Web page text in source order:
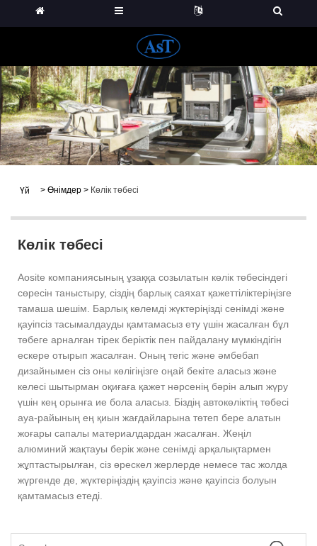
Үй > Өнімдер > Көлік төбесі
Көлік төбесі
Aosite компаниясының ұзаққа созылатын көлік төбесіндегі
сөресін таныстыру, сіздің барлық саяхат қажеттіліктеріңізге
тамаша шешім. Барлық көлемді жүктеріңізді сенімді және
қауіпсіз тасымалдауды қамтамасыз ету үшін жасалған бұл
төбеге арналған тірек беріктік пен пайдалану мүмкіндігін
ескере отырып жасалған. Оның тегіс және әмбебап
дизайнымен сіз оны көлігіңізге оңай бекіте аласыз және
келесі шытырман оқиғаға қажет нәрсенің бәрін алып жүру
үшін кең орынға ие бола аласыз. Біздің автокөліктің төбесі
ауа-райының ең қиын жағдайларына төтеп бере алатын
жоғары сапалы материалдардан жасалған. Жеңіл
алюминий жақтауы берік және сенімді арқалықтармен
жұптастырылған, сіз өрескел жерлерде немесе тас жолда
жүргенде де, жүктеріңіздің қауіпсіз және қауіпсіз болуын
қамтамасыз етеді.